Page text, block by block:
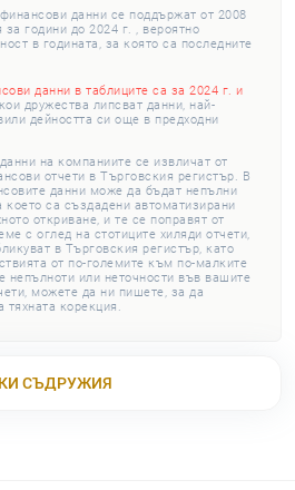
данни се поддържат от 2008
години до 2024 г. , вероятно
в годината, за която са последните
данни в таблиците са за 2024 г. и
дружества липсват данни, най-
дейността си още в предходни
на компаниите се извличат от
отчети в Търговския регистър. В
данни може да бъдат непълни
което са създадени автоматизирани
откриване, и те се поправят от
с оглед на стотиците хиляди отчети,
в Търговския регистър, като
от по-големите към по-малките
непълноти или неточности във вашите
можете да ни пишете, за да
тяхната корекция.
СЪДРУЖИЯ